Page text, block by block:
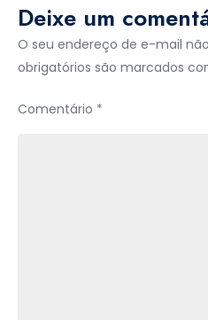
Deixe um
O seu endereço de e-mail
obrigatórios são marcados
Comentário *